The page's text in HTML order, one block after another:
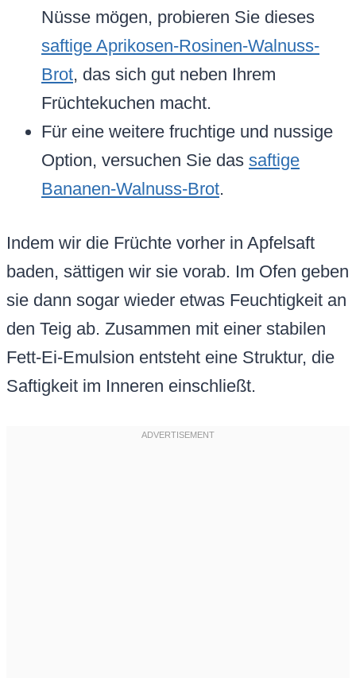
Nüsse mögen, probieren Sie dieses
saftige Aprikosen-Rosinen-Walnuss-
Brot, das sich gut neben Ihrem
Früchtekuchen macht.
Für eine weitere fruchtige und nussige
Option, versuchen Sie das saftige
Bananen-Walnuss-Brot.
Indem wir die Früchte vorher in Apfelsaft
baden, sättigen wir sie vorab. Im Ofen geben
sie dann sogar wieder etwas Feuchtigkeit an
den Teig ab. Zusammen mit einer stabilen
Fett-Ei-Emulsion entsteht eine Struktur, die
Saftigkeit im Inneren einschließt.